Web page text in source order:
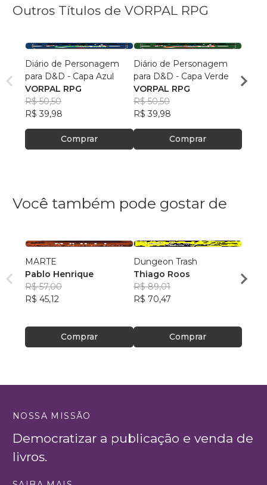
Outros Títulos de VORPAL RPG
Diário de Personagem
para D&D - Capa Azul
VORPAL RPG
R$ 50,50
R$ 39,98
Comprar
Diário de Personagem
para D&D - Capa Verde
VORPAL RPG
R$ 50,50
R$ 39,98
Comprar
para
Você também pode gostar de
MARTE
Pablo Henrique
R$ 57,00
R$ 45,12
Comprar
Dungeon Trash
Thiago Roos
R$ 89,01
R$ 70,47
Comprar
R$
NOSSA MISSÃO
Democratizar a publicação e venda de
livros.